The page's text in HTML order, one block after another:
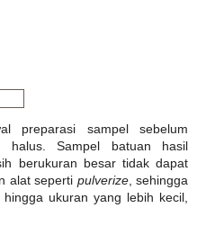
preparasi sampel sebelum
halus. Sampel batuan hasil
berukuran besar tidak dapat
alat seperti pulverize, sehingga
ukuran yang lebih kecil,